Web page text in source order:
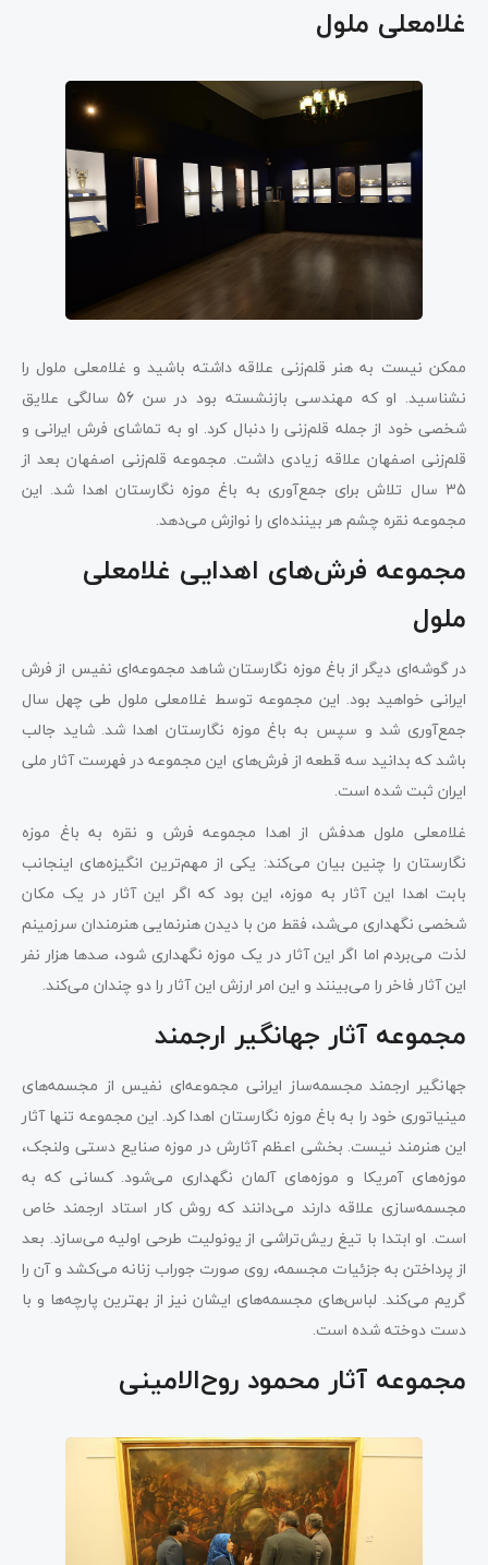
غلامعلی ملول
ممکن نیست به هنر قلم‌زنی علاقه داشته باشید و غلامعلی ملول را
نشناسید. او که مهندسی بازنشسته بود در سن 56 سالگی علایق
شخصی خود از جمله قلم‌زنی را دنبال کرد. او به تماشای فرش ایرانی و
قلم‌زنی اصفهان علاقه زیادی داشت. مجموعه قلم‌زنی اصفهان بعد از
35 سال‌ تلاش برای جمع‌آوری به باغ موزه نگارستان اهدا شد. این
مجموعه نقره چشم هر بیننده‌ای را نوازش می‌دهد.
مجموعه فرش‌های اهدایی غلامعلی
ملول
در گوشه‌ای دیگر از باغ موزه نگارستان شاهد مجموعه‌ای نفیس از فرش
ایرانی خواهید بود. این مجموعه توسط غلامعلی ملول طی چهل سال
جمع‌آوری شد و سپس به باغ موزه نگارستان اهدا شد. شاید جالب
باشد که بدانید سه قطعه از فرش‌های این مجموعه در فهرست آثار ملی
ایران ثبت شده است.
غلامعلی ملول هدفش از اهدا مجموعه فرش و نقره به باغ موزه
نگارستان را چنین بیان می‌کند: یکی از مهم‌ترین انگیزه‌های اینجانب
بابت اهدا این آثار به موزه، این بود که اگر این آثار در یک مکان
شخصی نگهداری می‌شد، فقط من با دیدن هنرنمایی هنرمندان سرزمینم
لذت می‌بردم اما اگر این آثار در یک موزه نگهداری شود، صدها هزار نفر
این آثار فاخر را می‌بینند و این امر ارزش این آثار را دو چندان می‌کند.
مجموعه آثار جهانگیر ارجمند
جهانگیر ارجمند مجسمه‌ساز ایرانی مجموعه‌ای نفیس از مجسمه‌های
مینیاتوری خود را به باغ موزه نگارستان اهدا کرد. این مجموعه تنها آثار
این هنرمند نیست. بخشی اعظم آثارش در موزه صنایع دستی ولنجک،
موزه‌های آمریکا و موزه‌های آلمان نگهداری می‌شود. کسانی که به
مجسمه‌سازی علاقه دارند می‌دانند که روش کار استاد ارجمند خاص
است. او ابتدا با تیغ ریش‌تراشی از یونولیت طرحی اولیه می‌سازد. بعد
از پرداختن به جزئیات مجسمه، روی صورت جوراب زنانه می‌کشد و آن را
گریم می‌کند. لباس‌های مجسمه‌های ایشان نیز از بهترین پارچه‌ها و با
دست دوخته شده است.
مجموعه آثار محمود روح‌الامینی